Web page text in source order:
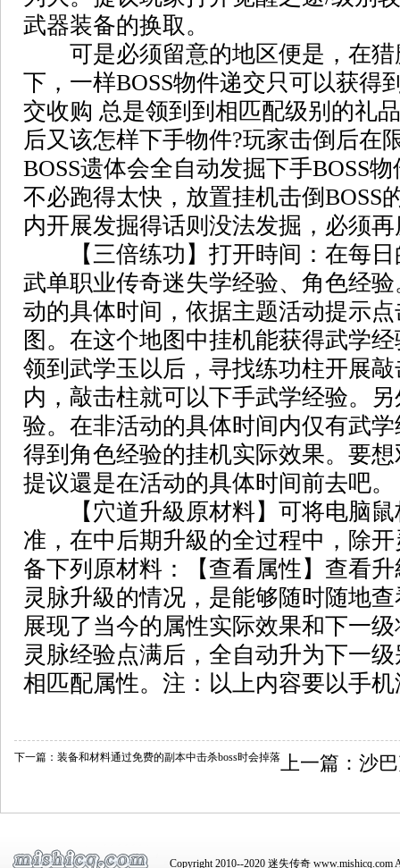
武器装备的换取。
可是必须留意的地区便是，在猎
下，一样BOSS物件递交只可以获得
交收购 总是领到到相匹配级别的礼
后又该怎样下手物件?玩家击倒后在
BOSS遗体会全自动发掘下手BOSS
不必跑得太快，放置挂机击倒BOSS
内开展发掘得话则没法发掘，必须
【三倍练功】打开時间：在每日
武单职业传奇迷失学经验、角色经
动的具体时间，依据主题活动提示
图。在这个地图中挂机能获得武学
领到武学玉以后，寻找练功柱开展
内，敲击柱就可以下手武学经验。
验。在非活动的具体时间内仅有武
得到角色经验的挂机实际效果。要
提议還是在活动的具体时间前去吧。
【穴道升級原材料】可将电脑鼠
准，在中后期升級的全过程中，除
备下列原材料：【查看属性】查看
灵脉升級的情况，是能够随时随地
展现了当今的属性实际效果和下一
灵脉经验点满后，全自动升为下一
相匹配属性。注：以上内容要以手
下一篇： 装备和材料通过免费的副本中击杀boss时会掉落上一篇： 沙
Copyright 2010--2020 迷失传奇 www.mishicq.com